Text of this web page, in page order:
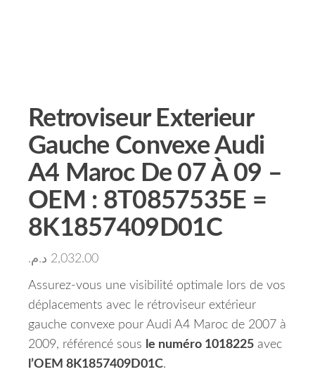
Retroviseur Exterieur
Gauche Convexe Audi
A4 Maroc De 07 À 09 –
OEM : 8T0857535E =
8K1857409D01C
2,032.00 د.م.
Assurez-vous une visibilité optimale lors de vos
déplacements avec le rétroviseur extérieur
gauche convexe pour Audi A4 Maroc de 2007 à
2009, référencé sous le numéro 1018225 avec
l’OEM 8K1857409D01C.